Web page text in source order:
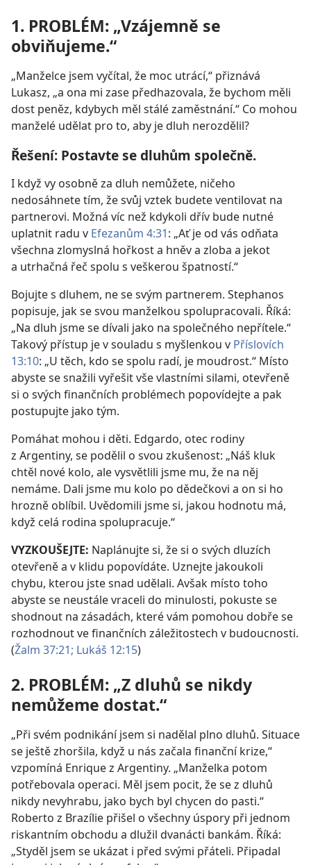
1. PROBLÉM: „Vzájemně se
obviňujeme.“
„Manželce jsem vyčítal, že moc utrácí,“ přiznává
Lukasz, „a ona mi zase předhazovala, že bychom měli
dost peněz, kdybych měl stálé zaměstnání.“ Co mohou
manželé udělat pro to, aby je dluh nerozdělil?
Řešení: Postavte se dluhům společně.
I když vy osobně za dluh nemůžete, ničeho
nedosáhnete tím, že svůj vztek budete ventilovat na
partnerovi. Možná víc než kdykoli dřív bude nutné
uplatnit radu v Efezanům 4:31: „Ať je od vás odňata
všechna zlomyslná hořkost a hněv a zloba a jekot
a utrhačná řeč spolu s veškerou špatností.“
Bojujte s dluhem, ne se svým partnerem. Stephanos
popisuje, jak se svou manželkou spolupracovali. Říká:
„Na dluh jsme se dívali jako na společného nepřítele.“
Takový přístup je v souladu s myšlenkou v Příslovích
13:10: „U těch, kdo se spolu radí, je moudrost.“ Místo
abyste se snažili vyřešit vše vlastními silami, otevřeně
si o svých finančních problémech popovídejte a pak
postupujte jako tým.
Pomáhat mohou i děti. Edgardo, otec rodiny
z Argentiny, se podělil o svou zkušenost: „Náš kluk
chtěl nové kolo, ale vysvětlili jsme mu, že na něj
nemáme. Dali jsme mu kolo po dědečkovi a on si ho
hrozně oblíbil. Uvědomili jsme si, jakou hodnotu má,
když celá rodina spolupracuje.“
VYZKOUŠEJTE: Naplánujte si, že si o svých dluzích
otevřeně a v klidu popovídáte. Uznejte jakoukoli
chybu, kterou jste snad udělali. Avšak místo toho
abyste se neustále vraceli do minulosti, pokuste se
shodnout na zásadách, které vám pomohou dobře se
rozhodnout ve finančních záležitostech v budoucnosti.
(Žalm 37:21; Lukáš 12:15)
2. PROBLÉM: „Z dluhů se nikdy
nemůžeme dostat.“
„Při svém podnikání jsem si nadělal plno dluhů. Situace
se ještě zhoršila, když u nás začala finanční krize,“
vzpomíná Enrique z Argentiny. „Manželka potom
potřebovala operaci. Měl jsem pocit, že se z dluhů
nikdy nevyhrabu, jako bych byl chycen do pasti.“
Roberto z Brazílie přišel o všechny úspory při jednom
riskantním obchodu a dlužil dvanácti bankám. Říká:
„Styděl jsem se ukázat i před svými přáteli. Připadal